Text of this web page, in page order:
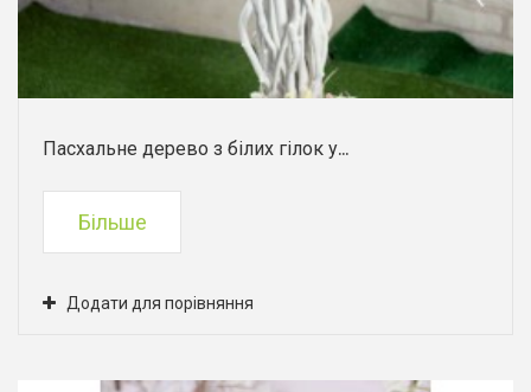
Пасхальне дерево з білих гілок у...
Більше
Додати для порівняння